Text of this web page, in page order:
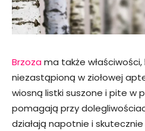
Brzozama także
niezastąpioną w ziołowej
wiosną listki suszone i pite w
pomagają przy
działają napotnie i